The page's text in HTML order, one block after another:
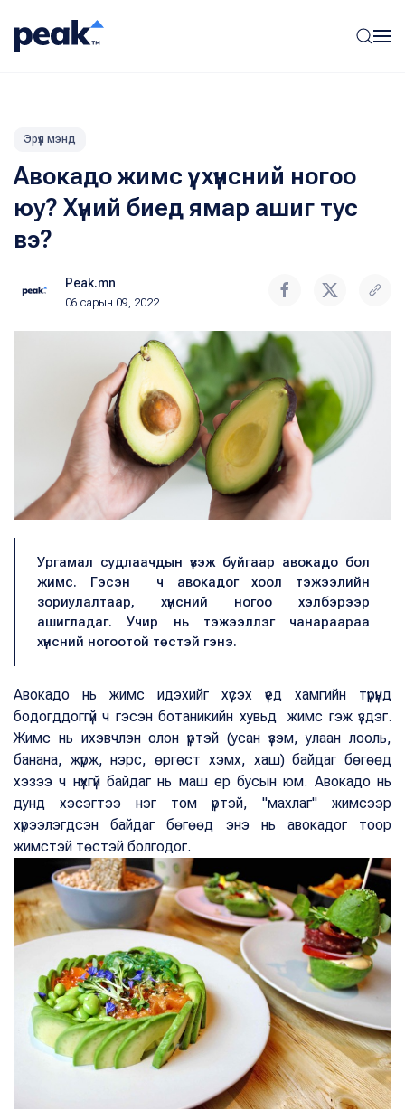
Эрүүл мэнд
Авокадо жимс үү, хүнсний ногоо
юу? Хүний биед ямар ашиг тус
вэ?
Peak.mn
06 сарын 09, 2022
Ургамал судлаачдын үзэж буйгаар авокадо бол
жимс. Гэсэн ч авокадог хоол тэжээлийн
зориулалтаар, хүнсний ногоо хэлбэрээр
ашигладаг. Учир нь тэжээллэг чанараараа
хүнсний ногоотой төстэй гэнэ.
Авокадо нь жимс идэхийг хүсэх үед хамгийн түрүүнд
бодогддоггүй ч гэсэн ботаникийн хувьд жимс гэж үздэг.
Жимс нь ихэвчлэн олон үртэй (усан үзэм, улаан лооль,
банана, жүрж, нэрс, өргөст хэмх, хаш) байдаг бөгөөд
хэзээ ч нүхгүй байдаг нь маш ер бусын юм. Авокадо нь
дунд хэсэгтээ нэг том үртэй, "махлаг" жимсээр
хүрээлэгдсэн байдаг бөгөөд энэ нь авокадог тоор
жимстэй төстэй болгодог.